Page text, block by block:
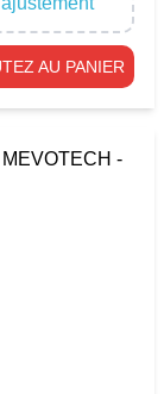
AU PANIER
-